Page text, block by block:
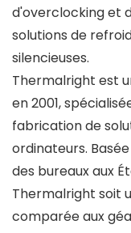
d'overclocking et
solutions de
silencieuses.
Thermalright est
en 2001,
fabrication de
ordinateurs.
des bureaux aux
Thermalright soit
comparée aux